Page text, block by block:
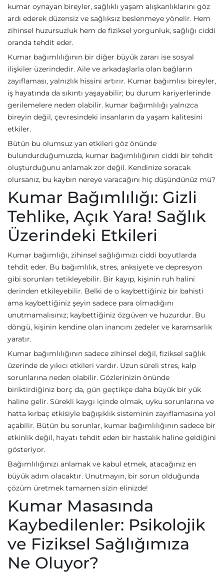
kumar oynayan bireyler, sağlıklı yaşam alışkanlıklarını göz
ardı ederek düzensiz ve sağlıksız beslenmeye yönelir. Hem
zihinsel huzursuzluk hem de fiziksel yorgunluk, sağlığı ciddi
oranda tehdit eder.
Kumar bağımlılığının bir diğer büyük zararı ise sosyal
ilişkiler üzerindedir. Aile ve arkadaşlarla olan bağların
zayıflaması, yalnızlık hissini artırır. Kumar bağımlısı bireyler,
iş hayatında da sıkıntı yaşayabilir; bu durum kariyerlerinde
gerilemelere neden olabilir. kumar bağımlılığı yalnızca
bireyin değil, çevresindeki insanların da yaşam kalitesini
etkiler.
Bütün bu olumsuz yan etkileri göz önünde
bulundurduğumuzda, kumar bağımlılığının ciddi bir tehdit
oluşturduğunu anlamak zor değil. Kendinize soracak
olursanız, bu kaybın nereye varacağını hiç düşündünüz mü?
Kumar Bağımlılığı: Gizli
Tehlike, Açık Yara! Sağlık
Üzerindeki Etkileri
Kumar bağımlığı, zihinsel sağlığımızı ciddi boyutlarda
tehdit eder. Bu bağımlılık, stres, anksiyete ve depresyon
gibi sorunları tetikleyebilir. Bir kayıp, kişinin ruh halini
derinden etkileyebilir. Belki de o kaybettiğiniz bir bahisti
ama kaybettiğiniz şeyin sadece para olmadığını
unutmamalısınız; kaybettiğiniz özgüven ve huzurdur. Bu
döngü, kişinin kendine olan inancını zedeler ve karamsarlık
yaratır.
Kumar bağımlılığının sadece zihinsel değil, fiziksel sağlık
üzerinde de yıkıcı etkileri vardır. Uzun süreli stres, kalp
sorunlarına neden olabilir. Gözlerinizin önünde
biriktirdiğiniz borç da, gün geçtikçe daha büyük bir yük
haline gelir. Sürekli kaygı içinde olmak, uyku sorunlarına ve
hatta kırbaç etkisiyle bağışıklık sisteminin zayıflamasına yol
açabilir. Bütün bu sorunlar, kumar bağımlılığının sadece bir
etkinlik değil, hayatı tehdit eden bir hastalık haline geldiğini
gösteriyor.
Bağımlılığınızı anlamak ve kabul etmek, atacağınız en
büyük adım olacaktır. Unutmayın, bir sorun olduğunda
çözüm üretmek tamamen sizin elinizde!
Kumar Masasında
Kaybedilenler: Psikolojik
ve Fiziksel Sağlığımıza
Ne Oluyor?